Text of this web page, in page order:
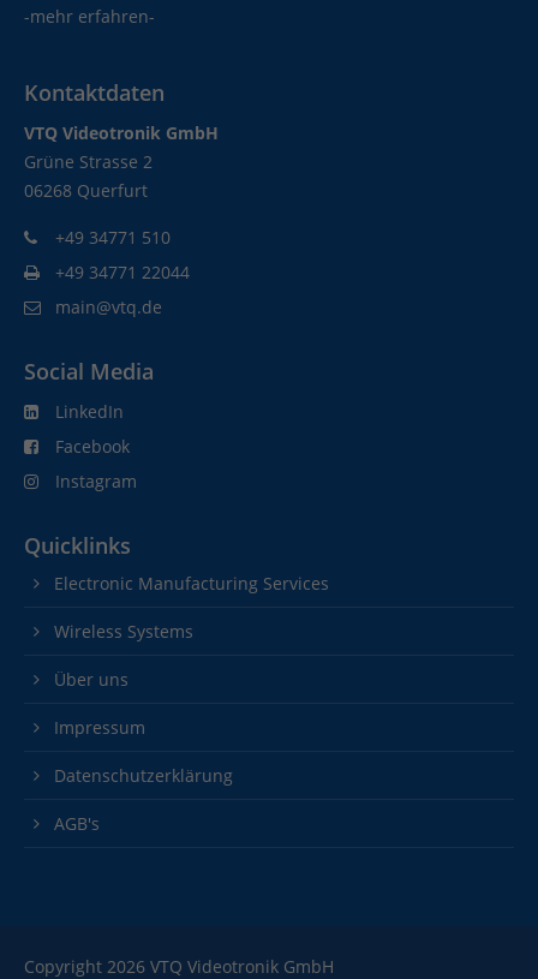
-mehr erfahren-
Kontaktdaten
VTQ Videotronik GmbH
Grüne Strasse 2
06268 Querfurt
+49 34771 510
+49 34771 22044
main@vtq.de
Social Media
LinkedIn
Facebook
Instagram
Quicklinks
Electronic Manufacturing Services
Wireless Systems
Über uns
Impressum
Datenschutzerklärung
AGB's
Copyright 2026 VTQ Videotronik GmbH